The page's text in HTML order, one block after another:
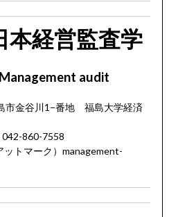
本経営監査学
audit
金谷川1−番地 福島大学経済
860-7558
トマーク）management-